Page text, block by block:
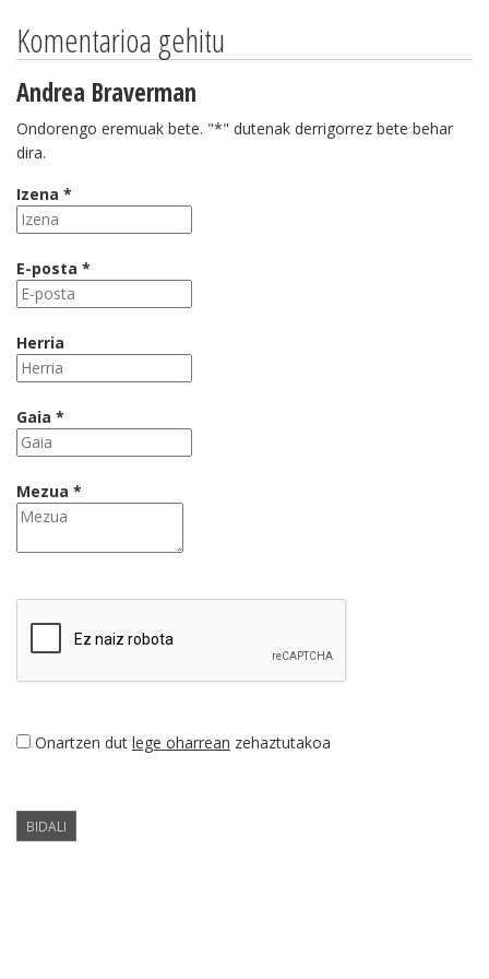
Komentarioa gehitu
Andrea Braverman
Ondorengo eremuak bete. "*" dutenak derrigorrez bete behar
dira.
Izena *
E-posta *
Herria
Gaia *
Mezua *
Onartzen dut lege oharrean zehaztutakoa
BIDALI